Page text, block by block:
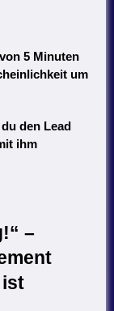
5 Minuten
um
den Lead
ihm
–
ist